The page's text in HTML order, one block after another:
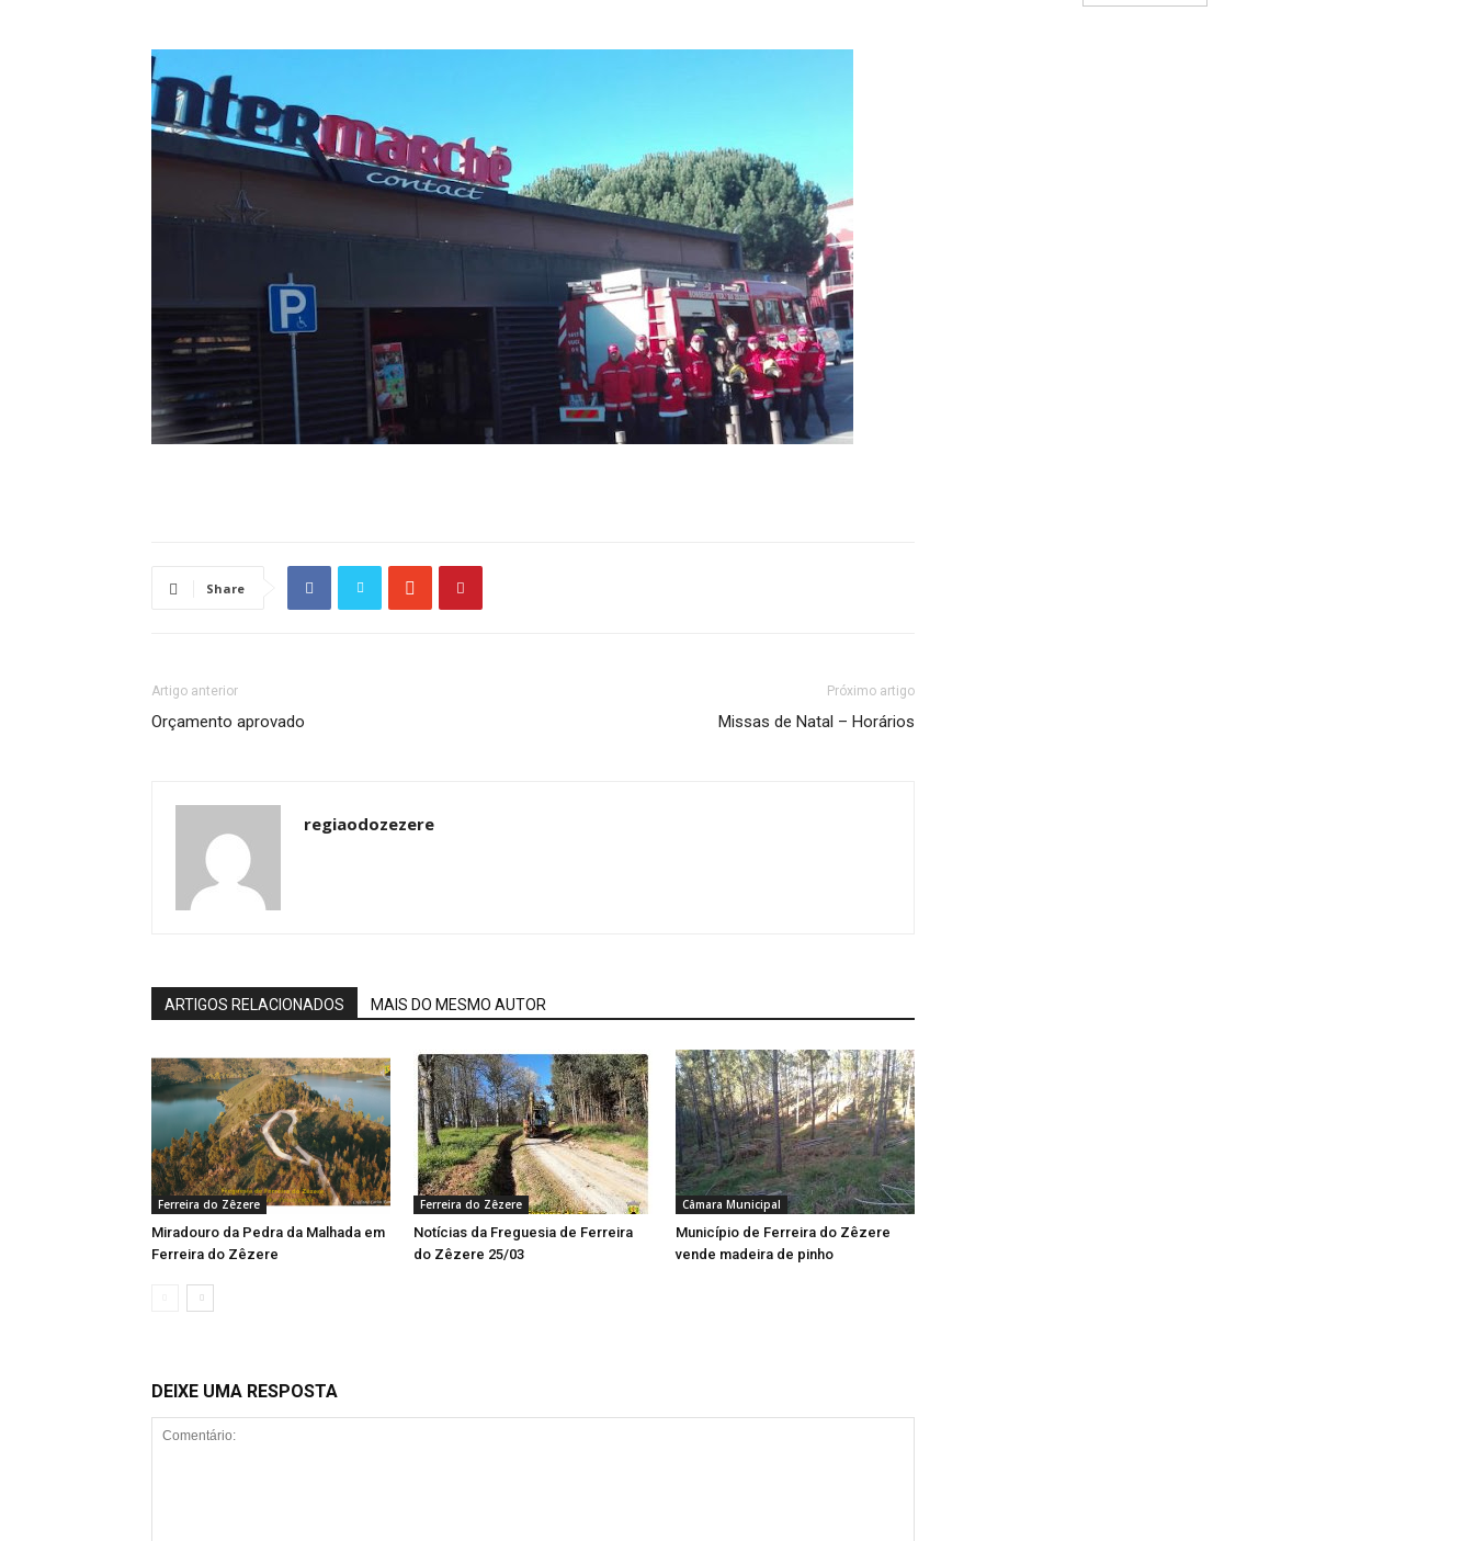
Share
Artigo anterior
Orçamento aprovado
Próximo artigo
Missas de Natal – Horários
regiaodozezere
ARTIGOS RELACIONADOS MAIS DO MESMO AUTOR
Ferreira do Zêzere
Miradouro da Pedra da Malhada em
Ferreira do Zêzere
Ferreira do Zêzere
Notícias da Freguesia de Ferreira
do Zêzere 25/03
Câmara Municipal
Município de Ferreira do Zêzere
vende madeira de pinho
DEIXE UMA RESPOSTA